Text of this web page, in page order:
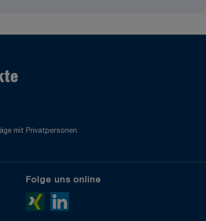
mit Privatpersonen.
Folge uns online
Xing>